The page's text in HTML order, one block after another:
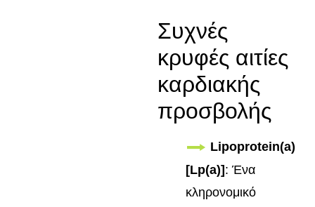
Συχνές
κρυφές αιτίες
καρδιακής
προσβολής
Lipoprotein(a)
[Lp(a)] : Ένα
κληρονομικό